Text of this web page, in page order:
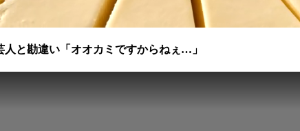
と勘違い「オオカミですからねぇ…」